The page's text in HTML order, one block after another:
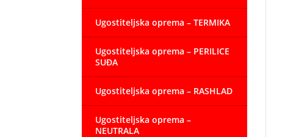
Ugostiteljska oprema – TERMIKA
Ugostiteljska oprema – PERILICE
SUĐA
Ugostiteljska oprema – RASHLAD
Ugostiteljska oprema –
NEUTRALA